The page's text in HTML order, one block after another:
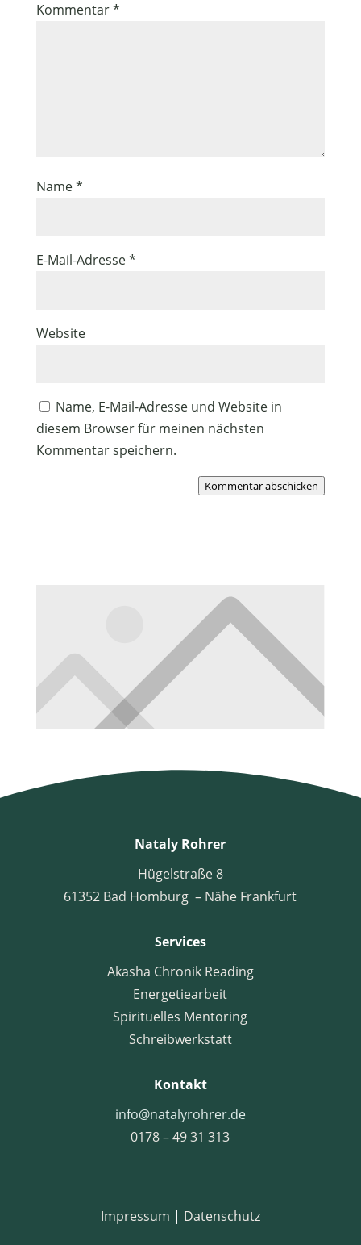
Kommentar*
Name*
E-Mail-Adresse*
Website
Name, E-Mail-Adresse und Website in
diesem Browser für meinen nächsten
Kommentar speichern.
Kommentar abschicken
Nataly Rohrer
Hügelstraße 8
61352 Bad Homburg – Nähe Frankfurt
Services
Akasha Chronik Reading
Energetiearbeit
Spirituelles Mentoring
Schreibwerkstatt
Kontakt
info@natalyrohrer.de
0178 – 49 31 313
Impressum | Datenschutz